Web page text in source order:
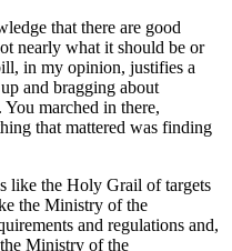
that there are good
nearly what it should be or
in my opinion, justifies a
and bragging about
marched in there,
that mattered was finding
like the Holy Grail of targets
the Ministry of the
and regulations and,
Ministry of the